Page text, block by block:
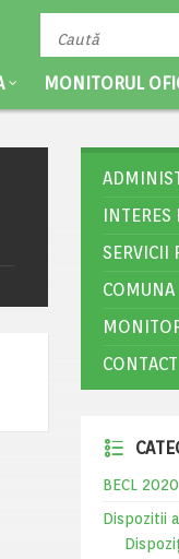
MONITORUL
INTERES
SERVICII
COMUNA
CONTACT
BECL 2020
Dispozitii